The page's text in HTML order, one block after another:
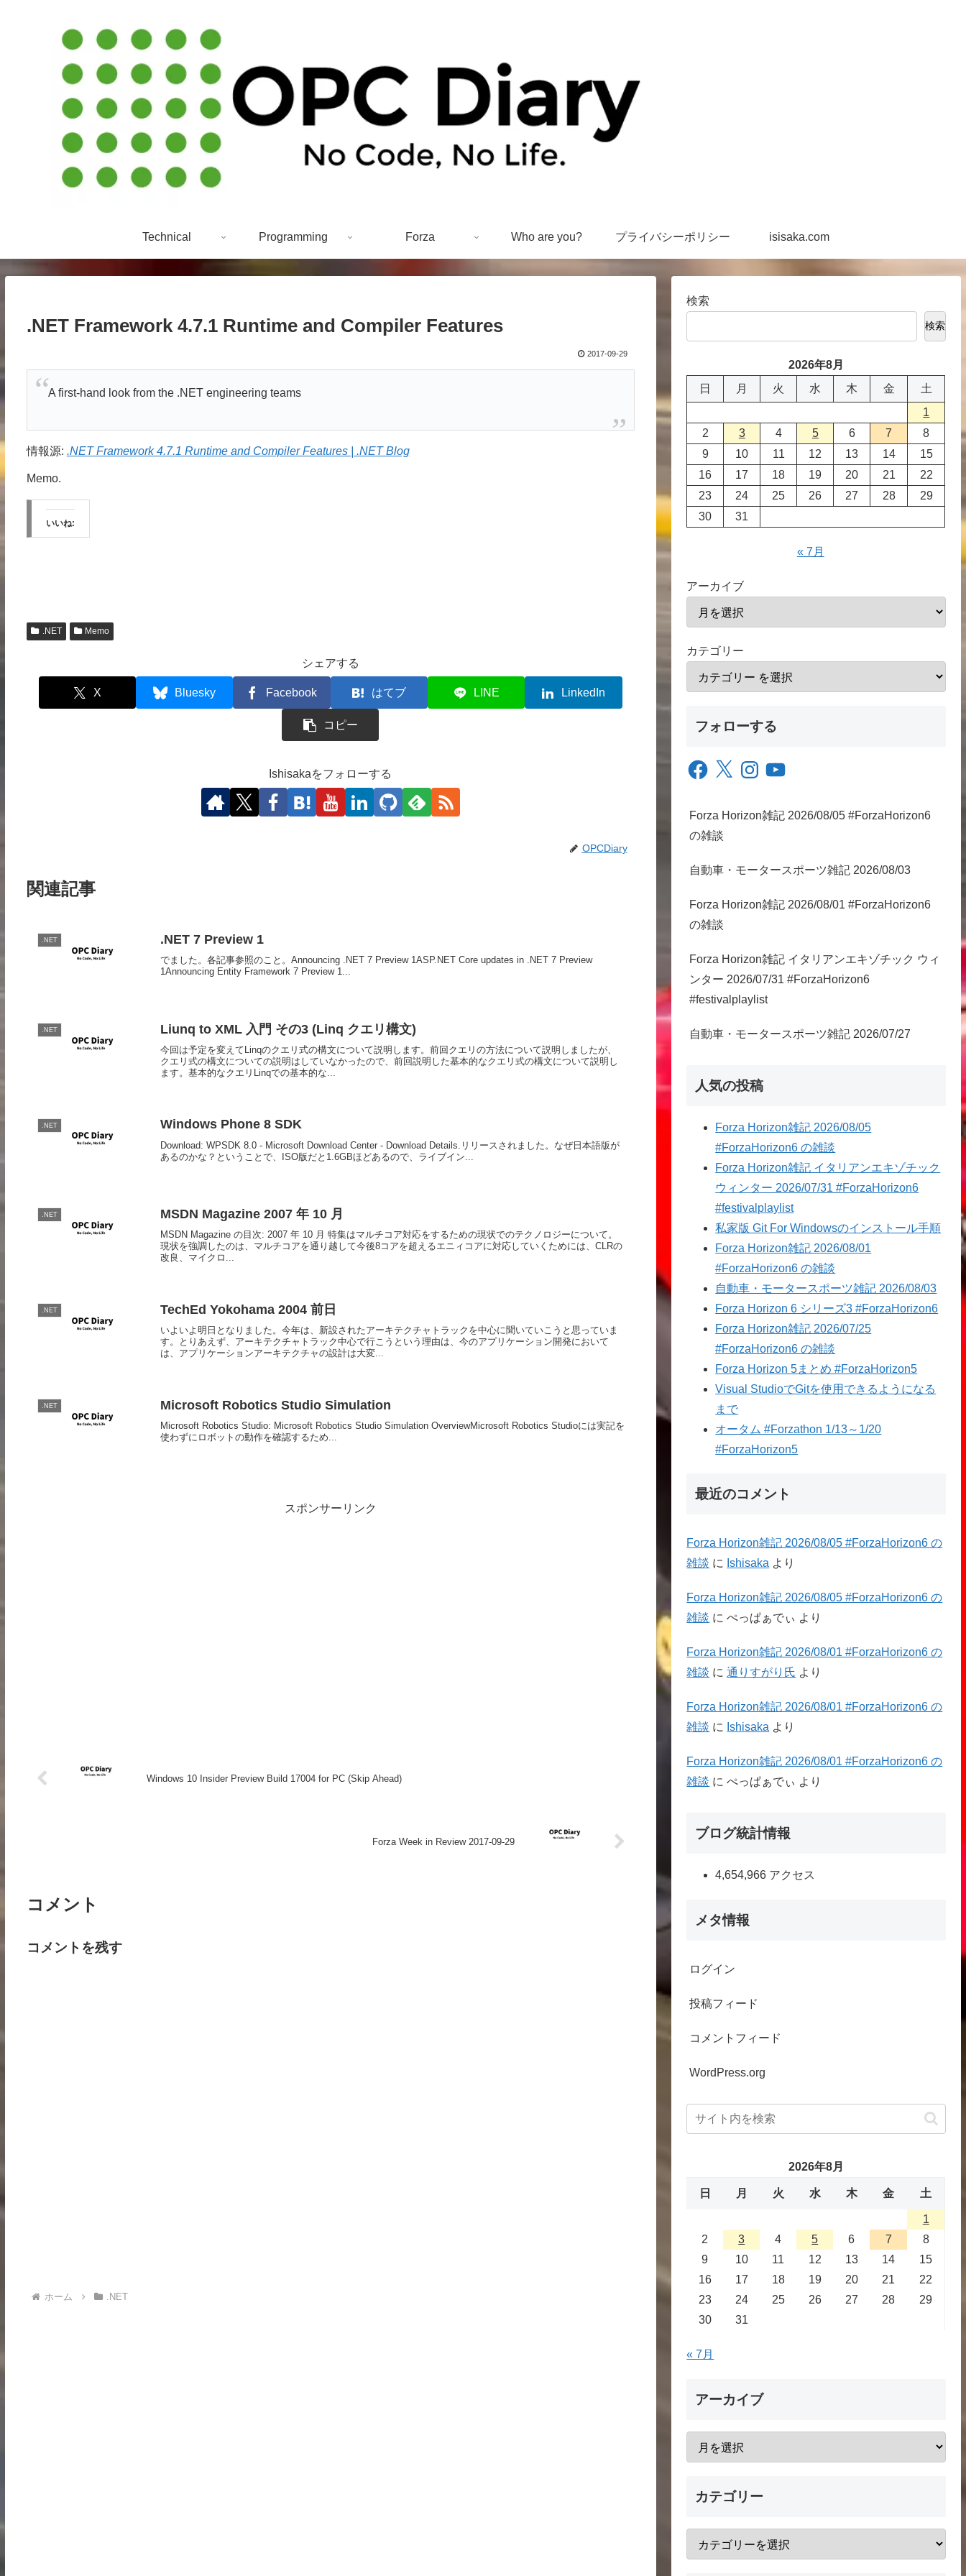
Technical Programming Forza Who are you? プライバシーポリシー isisaka.com
.NET Framework 4.7.1 Runtime and Compiler Features
2017-09-29
A first-hand look from the .NET engineering teams
情報源: .NET Framework 4.7.1 Runtime and Compiler Features | .NET Blog
Memo.
いいね:
.NET Memo
シェアする
X Bluesky Facebook はてブ LINE LinkedIn
コピー
Ishisakaをフォローする
OPCDiary
関連記事
.NET .NET 7 Preview 1
でました。各記事参照のこと。Announcing .NET 7 Preview 1ASP.NET Core updates in .NET 7 Preview
1Announcing Entity Framework 7 Preview 1...
.NET Liunq to XML 入門 その3 (Linq クエリ構文)
今回は予定を変えてLinqのクエリ式の構文について説明します。前回クエリの方法について説明しましたが、
クエリ式の構文についての説明はしていなかったので、前回説明した基本的なクエリ式の構文について説明し
ます。基本的なクエリLinqでの基本的な...
.NET Windows Phone 8 SDK
Download: WPSDK 8.0 - Microsoft Download Center - Download Details.リリースされました。なぜ日本語版が
あるのかな？ということで、ISO版だと1.6GBほどあるので、ライブイン...
.NET MSDN Magazine 2007 年 10 月
MSDN Magazine の目次: 2007 年 10 月 特集はマルチコア対応をするための現状でのテクノロジーについて。
現状を強調したのは、マルチコアを通り越して今後8コアを超えるエニィコアに対応していくためには、CLRの
改良、マイクロ...
.NET TechEd Yokohama 2004 前日
いよいよ明日となりました。今年は、新設されたアーキテクチャトラックを中心に聞いていこうと思っていま
す。とりあえず、アーキテクチャトラック中心で行こうという理由は、今のアプリケーション開発において
は、アプリケーションアーキテクチャの設計は大変...
.NET Microsoft Robotics Studio Simulation
Microsoft Robotics Studio: Microsoft Robotics Studio Simulation OverviewMicrosoft Robotics Studioには実記を
使わずにロボットの動作を確認するため...
スポンサーリンク
Windows 10 Insider Preview Build 17004 for PC (Skip Ahead)
Forza Week in Review 2017-09-29
コメント
コメントを残す
ホーム .NET
検索
検索
2026年8月
日
月 火 水 木 金
土
1
2
3 4 5 6 7
8
9
10 11 12 13 14
15
16
17 18 19 20 21
22
23
24 25 26 27 28
29
30
31
« 7月
アーカイブ
カテゴリー
フォローする
Facebook
X InstagramYouTube
Forza Horizon雑記 2026/08/05 #ForzaHorizon6
の雑談
自動車・モータースポーツ雑記 2026/08/03
Forza Horizon雑記 2026/08/01 #ForzaHorizon6
の雑談
Forza Horizon雑記 イタリアンエキゾチック ウィ
ンター 2026/07/31 #ForzaHorizon6
#festivalplaylist
自動車・モータースポーツ雑記 2026/07/27
人気の投稿
Forza Horizon雑記 2026/08/05
#ForzaHorizon6 の雑談
Forza Horizon雑記 イタリアンエキゾチック
ウィンター 2026/07/31 #ForzaHorizon6
#festivalplaylist
私家版 Git For Windowsのインストール手順
Forza Horizon雑記 2026/08/01
#ForzaHorizon6 の雑談
自動車・モータースポーツ雑記 2026/08/03
Forza Horizon 6 シリーズ3 #ForzaHorizon6
Forza Horizon雑記 2026/07/25
#ForzaHorizon6 の雑談
Forza Horizon 5まとめ #ForzaHorizon5
Visual StudioでGitを使用できるようになる
まで
オータム #Forzathon 1/13～1/20
#ForzaHorizon5
最近のコメント
Forza Horizon雑記 2026/08/05 #ForzaHorizon6 の
雑談 に Ishisaka より
Forza Horizon雑記 2026/08/05 #ForzaHorizon6 の
雑談 にぺっぱぁでぃ より
Forza Horizon雑記 2026/08/01 #ForzaHorizon6 の
雑談 に通りすがり氏 より
Forza Horizon雑記 2026/08/01 #ForzaHorizon6 の
雑談 に Ishisaka より
Forza Horizon雑記 2026/08/01 #ForzaHorizon6 の
雑談 にぺっぱぁでぃ より
ブログ統計情報
4,654,966 アクセス
メタ情報
ログイン
投稿フィード
コメントフィード
WordPress.org
2026年8月
日 月 火 水 木 金 土
1
2
3 4 5 6 7
8
9
10 11 12 13 14
15
16
17 18 19 20 21
22
23
24 25 26 27 28
29
30
31
« 7月
アーカイブ
カテゴリー